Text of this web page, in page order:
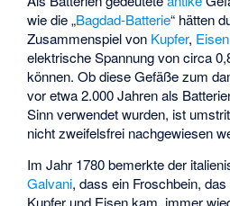
wie die „Bagdad-Batterie“ hätten
Zusammenspiel von Kupfer, Eisen
elektrische Spannung von circa
können. Ob diese Gefäße zum
vor etwa 2.000 Jahren als
Sinn verwendet wurden, ist
nicht zweifelsfrei nachgewiesen
Im Jahr 1780 bemerkte der
Galvani, dass ein Froschbein,
Kupfer und Eisen kam, immer